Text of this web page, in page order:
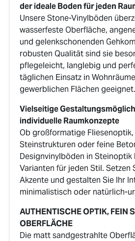
der ideale Boden für jeden
Unsere Stone-Vinylböden
wasserfeste Oberfläche,
und gelenkschonenden
robusten Qualität sind sie
pflegeleicht, langlebig und
täglichen Einsatz in
gewerblichen Flächen geeignet.
Vielseitige
individuelle Raumkonzepte
Ob großformatige
Steinstrukturen oder feine
Designvinylböden in
Varianten für jeden Stil. Setzen
Akzente und gestalten Sie Ihr
minimalistisch oder natürlich-
AUTHENTISCHE OPTIK, FEIN
OBERFLÄCHE
Die matt sandgestrahlte